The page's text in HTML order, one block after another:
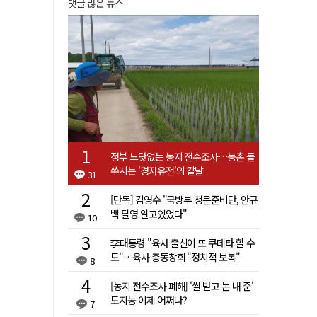
댓글 많은 뉴스
31
정부 느닷없는 농지 전수조사…농촌 들
쑤시는 '경자유전'의 칼날
10
[단독] 김영수 "국방부 청문준비단, 안규
백 탈영 알고있었다"
8
李대통령 "육사 출신이 또 쿠데타 할 수
도"…육사 총동창회 "정치적 보복"
7
[농지 전수조사 폐해] '쌀 받고 논 내 준'
도지농 이제 어쩌나?